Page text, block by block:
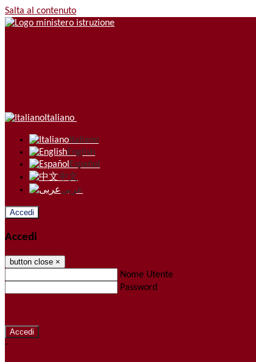
Salta al contenuto
Italiano
Italiano
English
Español
中文
عربى
Accedi
Accedi
button close ×
Nome Utente
Password
-